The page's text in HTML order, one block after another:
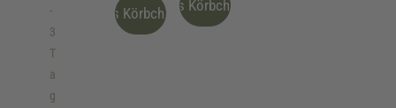
-
3
T
a
g
Ins Körbchen Ins Körbchen